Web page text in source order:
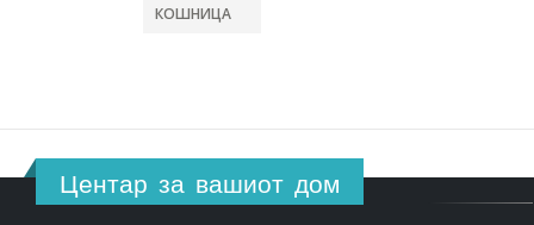
КОШНИЦА
Центар за вашиот дом